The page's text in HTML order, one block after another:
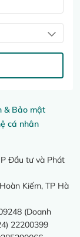
& Bảo mật
cá nhân
Đầu tư và Phát
Kiếm, TP Hà
(Doanh
22200399